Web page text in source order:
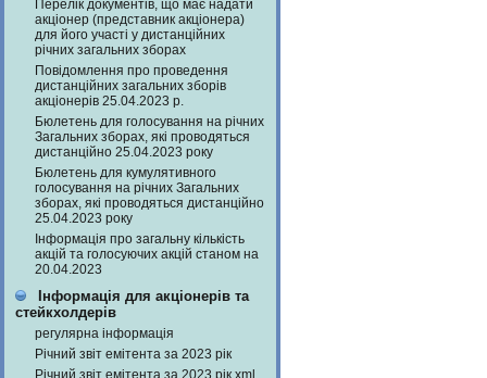
Перелік документів, що має надати
акціонер (представник акціонера)
для його участі у дистанційних
річних загальних зборах
Повідомлення про проведення
дистанційних загальних зборів
акціонерів 25.04.2023 р.
Бюлетень для голосування на річних
Загальних зборах, які проводяться
дистанційно 25.04.2023 року
Бюлетень для кумулятивного
голосування на річних Загальних
зборах, які проводяться дистанційно
25.04.2023 року
Інформація про загальну кількість
акцій та голосуючих акцій станом на
20.04.2023
Інформація для акціонерів та
стейкхолдерів
регулярна інформація
Річний звіт емітента за 2023 рік
Річний звіт емітента за 2023 рік xml